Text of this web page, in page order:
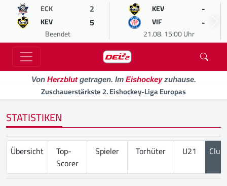
ECK 2
KEV 5
Beendet
KEV -
VIF -
21.08. 15:00 Uhr
Von Herzblutgetragen. Im Eishockeyzuhause.
Zuschauerstärkste 2. Eishockey-Liga Europas
STATISTIKEN
Übersicht
Top-
Scorer
Spieler Torhüter U21